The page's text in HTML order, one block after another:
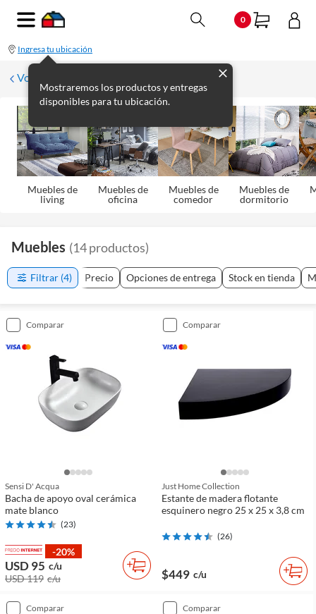
0
Ingresa tu ubicación
Mostraremos los productos y entregas
disponibles para tu ubicación.
Volver
Muebles de
living
Muebles de
oficina
Muebles de
comedor
Muebles de
dormitorio
Muebles (14productos)
Filtrar (4) Precio Opciones de entrega Stock en tienda
comparar
Sensi D' Acqua
Bacha de apoyo oval cerámica
mate blanco
(23)
-20%
USD 95 c/u
USD 119 c/u
comparar
Just Home Collection
Estante de madera flotante
esquinero negro 25 x 25 x 3,8 cm
(26)
$449 c/u
comparar comparar